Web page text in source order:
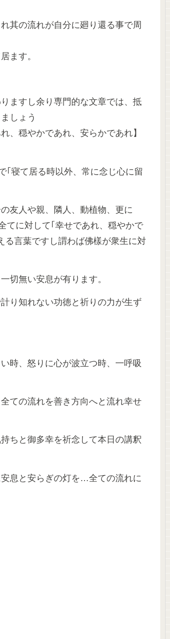
其の流れが自分に廻り還る事で周
ます。
ますし余り専門的な文章では、抵
しょう
、穏やかであれ、安らかであれ】
｢寝て居る時以外、常に念じ心に留
友人や親、隣人、動植物、更に
てに対して｢幸せであれ、穏やかで
る言葉ですし謂わば佛樣が衆生に対
切無い安息が有ります。
り知れない功徳と祈りの力が生ず
時、怒りに心が波立つ時、一呼吸
ての流れを善き方向へと流れ幸せ
ちと御多幸を祈念して本日の講釈
息と安らぎの灯を…全ての流れに